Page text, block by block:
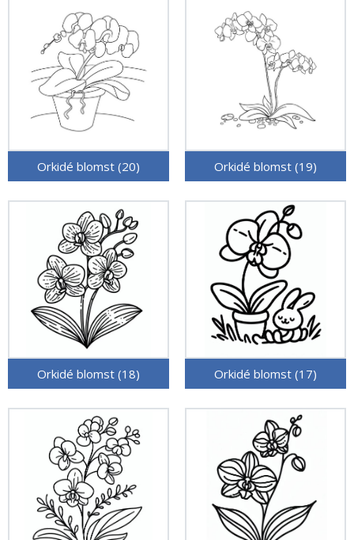
Orkidé blomst (20) Orkidé blomst (19)
Orkidé blomst (18) Orkidé blomst (17)